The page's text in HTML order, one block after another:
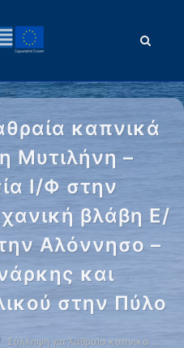
καπνικά
Μυτιλήνη –
Ι/Φ στην
βλάβη Ε/
Αλόννησο –
και
στην Πύλο
Σύλληψη για λαθραία καπνικά …